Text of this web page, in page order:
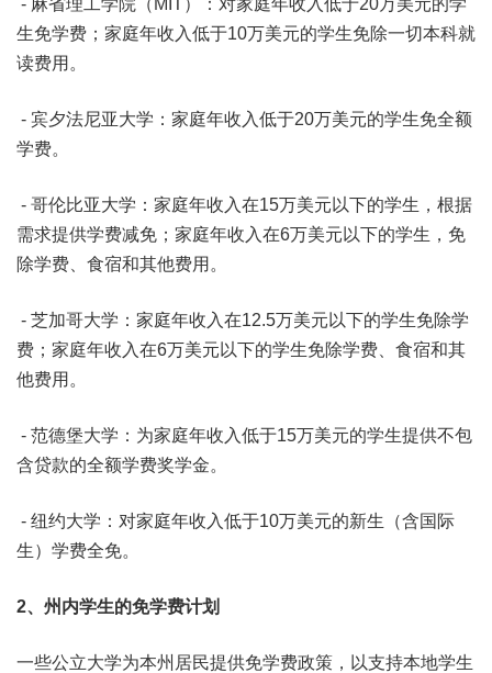
- 麻省理工学院（MIT）：对家庭年收入低于20万美元的学
生免学费；家庭年收入低于10万美元的学生免除一切本科就
读费用。
- 宾夕法尼亚大学：家庭年收入低于20万美元的学生免全额
学费。
- 哥伦比亚大学：家庭年收入在15万美元以下的学生，根据
需求提供学费减免；家庭年收入在6万美元以下的学生，免
除学费、食宿和其他费用。
- 芝加哥大学：家庭年收入在12.5万美元以下的学生免除学
费；家庭年收入在6万美元以下的学生免除学费、食宿和其
他费用。
- 范德堡大学：为家庭年收入低于15万美元的学生提供不包
含贷款的全额学费奖学金。
- 纽约大学：对家庭年收入低于10万美元的新生（含国际
生）学费全免。
2、 州内学生的免学费计划
一些公立大学为本州居民提供免学费政策，以支持本地学生